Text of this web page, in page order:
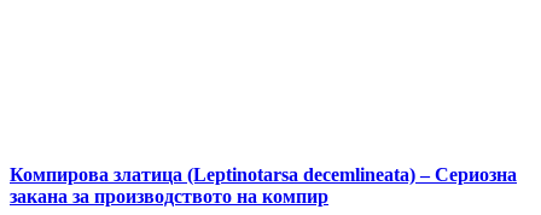
Компирова златица (Leptinotarsa decemlineata) – Сериозна
закана за производството на компир